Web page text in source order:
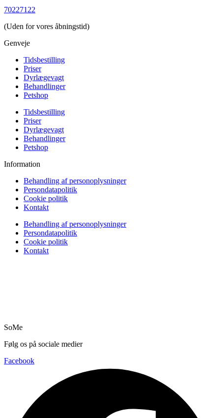
70227122
(Uden for vores åbningstid)
Genveje
Tidsbestilling
Priser
Dyrlægevagt
Behandlinger
Petshop
Tidsbestilling
Priser
Dyrlægevagt
Behandlinger
Petshop
Information
Behandling af personoplysninger
Persondatapolitik
Cookie politik
Kontakt
Behandling af personoplysninger
Persondatapolitik
Cookie politik
Kontakt
SoMe
Følg os på sociale medier
Facebook